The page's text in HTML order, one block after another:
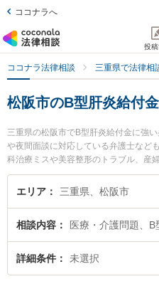
ココナラへ
投
ココナラ法律相談 三重県で法律相
松阪市のB型肝炎給付
三重県の松阪市でB型肝炎給付金に強
や夜間面談に対応している弁護士など
科治療ミスや美容整形のトラブル、産
み検索もでき便利です。特に本庄法律
務所の山本 哲也弁護士のプロフィー
護士を検索したい』『初回相談無料で
の弁護士に相談予約したい』などでお
エリア 三重県、松阪市
相談内容 医療・介護問題、B
詳細条件 未選択